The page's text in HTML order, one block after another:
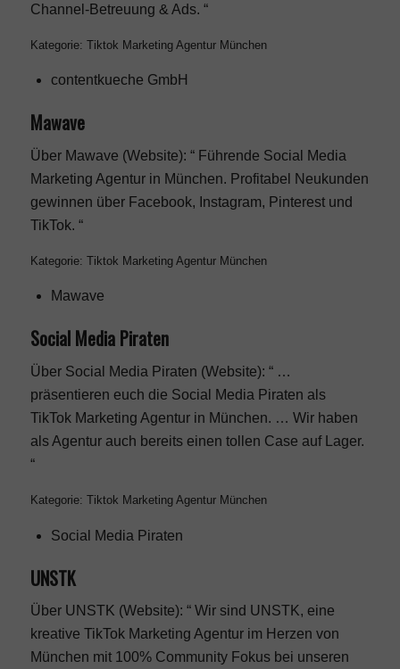
Channel-Betreuung & Ads. “
Kategorie: Tiktok Marketing Agentur München
contentkueche GmbH
Mawave
Über Mawave (Website): “ Führende Social Media
Marketing Agentur in München. Profitabel Neukunden
gewinnen über Facebook, Instagram, Pinterest und
TikTok. “
Kategorie: Tiktok Marketing Agentur München
Mawave
Social Media Piraten
Über Social Media Piraten (Website): “ …
präsentieren euch die Social Media Piraten als
TikTok Marketing Agentur in München. … Wir haben
als Agentur auch bereits einen tollen Case auf Lager.
“
Kategorie: Tiktok Marketing Agentur München
Social Media Piraten
UNSTK
Über UNSTK (Website): “ Wir sind UNSTK, eine
kreative TikTok Marketing Agentur im Herzen von
München mit 100% Community Fokus bei unseren